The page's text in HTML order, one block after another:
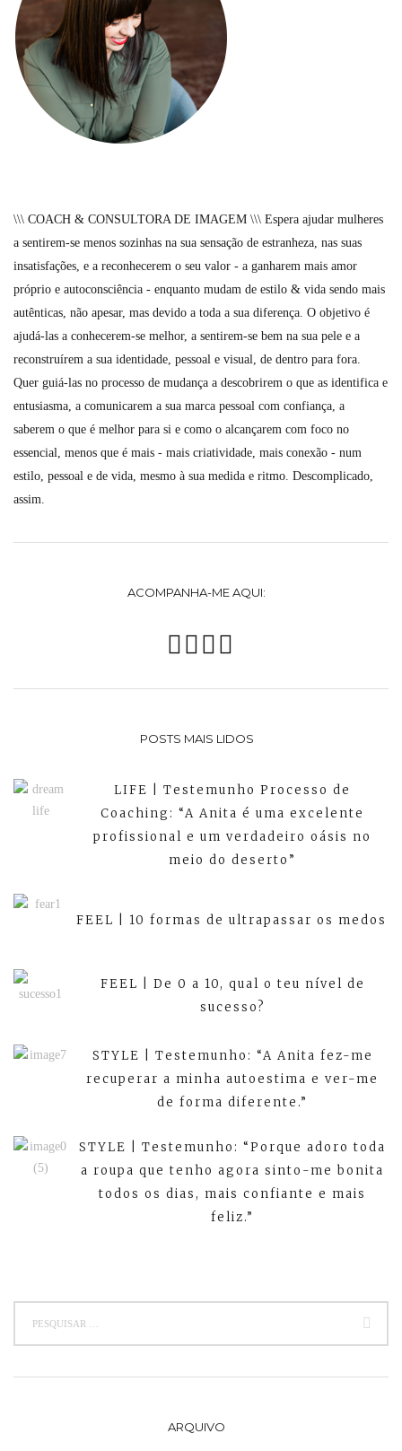
\\\ COACH & CONSULTORA DE IMAGEM \\\ Espera ajudar mulheres
a sentirem-se menos sozinhas na sua sensação de estranheza, nas suas
insatisfações, e a reconhecerem o seu valor - a ganharem mais amor
próprio e autoconsciência - enquanto mudam de estilo & vida sendo mais
autênticas, não apesar, mas devido a toda a sua diferença. O objetivo é
ajudá-las a conhecerem-se melhor, a sentirem-se bem na sua pele e a
reconstruírem a sua identidade, pessoal e visual, de dentro para fora.
Quer guiá-las no processo de mudança a descobrirem o que as identifica e
entusiasma, a comunicarem a sua marca pessoal com confiança, a
saberem o que é melhor para si e como o alcançarem com foco no
essencial, menos que é mais - mais criatividade, mais conexão - num
estilo, pessoal e de vida, mesmo à sua medida e ritmo. Descomplicado,
assim.
ACOMPANHA-ME AQUI:
POSTS MAIS LIDOS
LIFE | Testemunho Processo de
Coaching: “A Anita é uma excelente
profissional e um verdadeiro oásis no
meio do deserto”
FEEL | 10 formas de ultrapassar os medos
FEEL | De 0 a 10, qual o teu nível de
sucesso?
STYLE | Testemunho: “A Anita fez-me
recuperar a minha autoestima e ver-me
de forma diferente.”
STYLE | Testemunho: “Porque adoro toda
a roupa que tenho agora sinto-me bonita
todos os dias, mais confiante e mais
feliz.”
ARQUIVO